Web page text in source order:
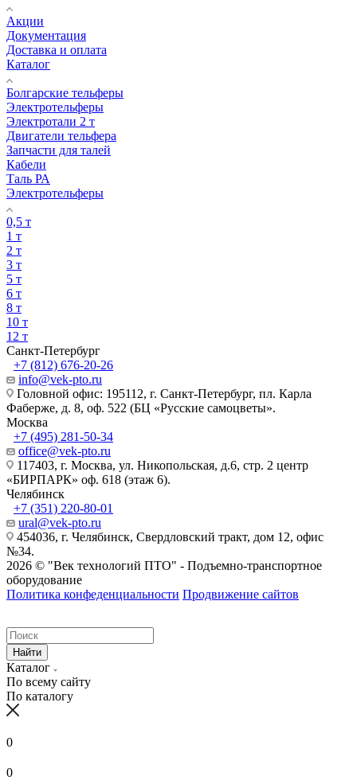
Акции
Документация
Доставка и оплата
Каталог
Болгарские тельферы
Электротельферы
Электротали 2 т
Двигатели тельфера
Запчасти для талей
Кабели
Таль РА
Электротельферы
0,5 т
1 т
2 т
3 т
5 т
6 т
8 т
10 т
12 т
Санкт-Петербург
+7 (812) 676-20-26
info@vek-pto.ru
Головной офис: 195112, г. Санкт-Петербург, пл. Карла
Фаберже, д. 8, оф. 522 (БЦ «Русские самоцветы».
Москва
+7 (495) 281-50-34
office@vek-pto.ru
117403, г. Москва, ул. Никопольская, д.6, стр. 2 центр
«БИРПАРК» оф. 618 (этаж 6).
Челябинск
+7 (351) 220-80-01
ural@vek-pto.ru
454036, г. Челябинск, Свердловский тракт, дом 12, офис
№34.
2026 © "Век технологий ПТО" - Подъемно-транспортное
оборудование
Политика конфеденциальности Продвижение сайтов
Найти
Каталог
По всему сайту
По каталогу
0
0